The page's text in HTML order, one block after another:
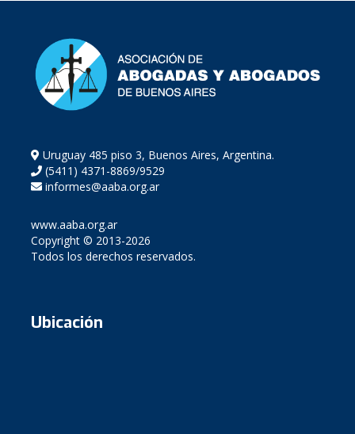
Uruguay 485 piso 3, Buenos Aires, Argentina.
(5411) 4371-8869/9529
informes@aaba.org.ar
www.aaba.org.ar
Copyright © 2013-2026
Todos los derechos reservados.
Ubicación